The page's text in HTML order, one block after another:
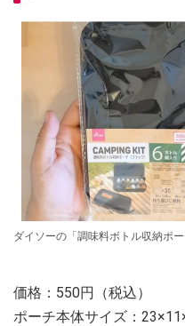
ダイソーの「調味料ボトル収納ポー
価格：550円（税込）
ポーチ本体サイズ：